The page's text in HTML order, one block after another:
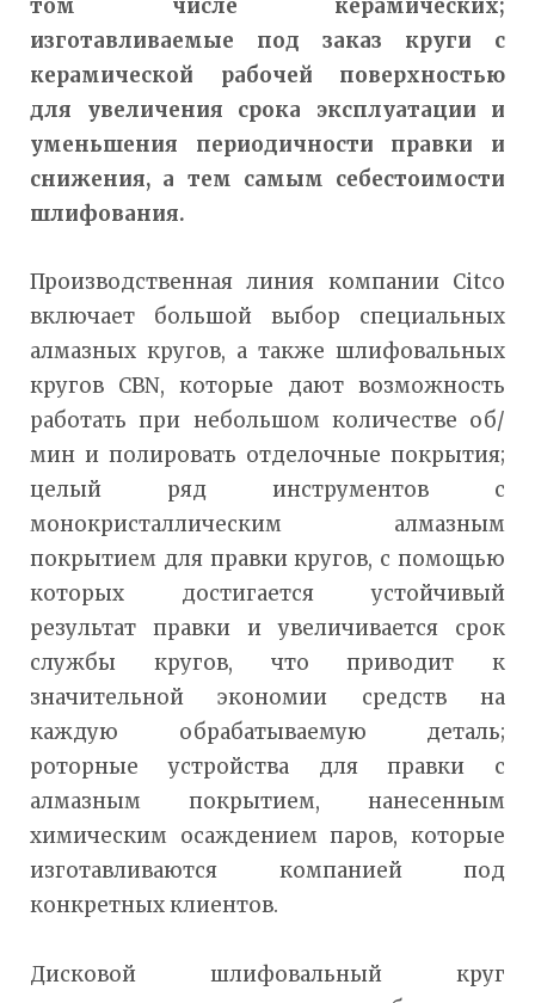
том числе керамических;
изготавливаемые под заказ круги с
керамической рабочей поверхностью
для увеличения срока эксплуатации и
уменьшения периодичности правки и
снижения, а тем самым себестоимости
шлифования.
Производственная линия компании Citco
включает большой выбор специальных
алмазных кругов, а также шлифовальных
кругов CBN, которые дают возможность
работать при небольшом количестве об/
мин и полировать отделочные покрытия;
целый ряд инструментов с
монокристаллическим алмазным
покрытием для правки кругов, с помощью
которых достигается устойчивый
результат правки и увеличивается срок
службы кругов, что приводит к
значительной экономии средств на
каждую обрабатываемую деталь;
роторные устройства для правки с
алмазным покрытием, нанесенным
химическим осаждением паров, которые
изготавливаются компанией под
конкретных клиентов.
Дисковой шлифовальный круг